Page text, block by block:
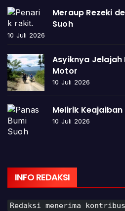
Meraup Rezeki
Suoh
10 Juli 2026
Asyiknya Jelajah
Motor
10 Juli 2026
Melirik Keajaiban
10 Juli 2026
INFO REDAKSI
Redaksi menerima